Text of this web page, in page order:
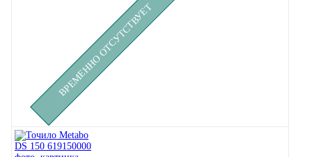
ВРЕМЕННО ОТСУТСТВУЕТ